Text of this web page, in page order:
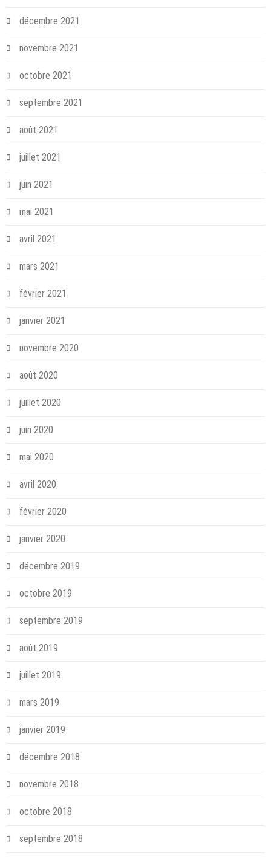
décembre 2021
novembre 2021
octobre 2021
septembre 2021
août 2021
juillet 2021
juin 2021
mai 2021
avril 2021
mars 2021
février 2021
janvier 2021
novembre 2020
août 2020
juillet 2020
juin 2020
mai 2020
avril 2020
février 2020
janvier 2020
décembre 2019
octobre 2019
septembre 2019
août 2019
juillet 2019
mars 2019
janvier 2019
décembre 2018
novembre 2018
octobre 2018
septembre 2018